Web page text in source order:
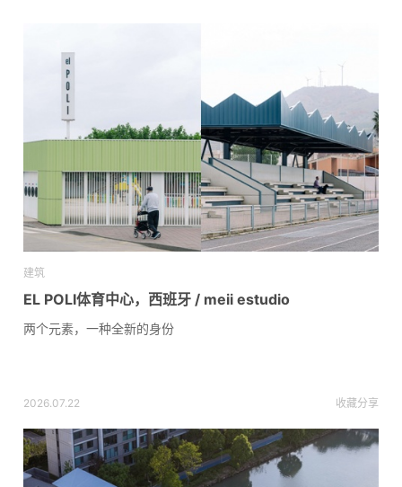
建筑
EL POLI体育中心，西班牙 / meii estudio
两个元素，一种全新的身份
2026.07.22 收藏分享